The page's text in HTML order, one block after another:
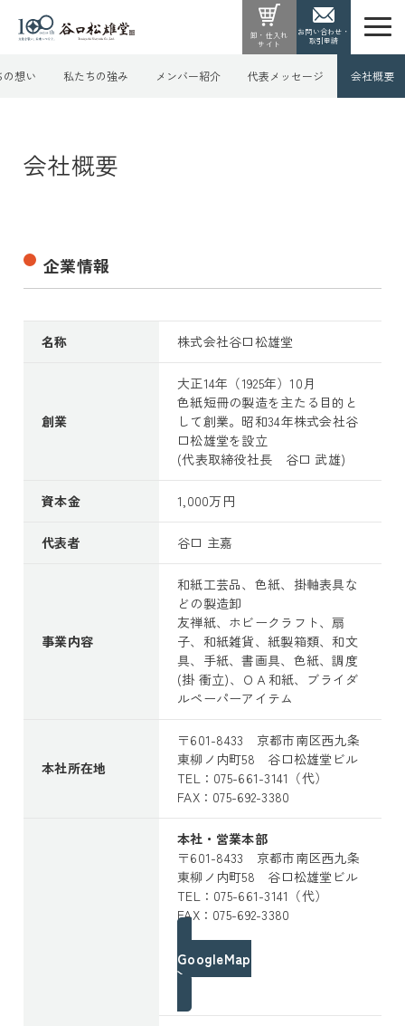
卸・仕入れ
サイト
お問い合わせ・
取引申請
の想い 私たちの強み メンバー紹介 代表メッセージ 会社概要
会社概要
企業情報
名称 株式会社谷口松雄堂
創業
大正14年（1925年）10月
色紙短冊の製造を主たる目的と
して創業。昭和34年株式会社谷
口松雄堂を設立
(代表取締役社長 谷口 武雄)
資本金 1,000万円
代表者 谷口 主嘉
事業内容
和紙工芸品、色紙、掛軸表具な
どの製造卸
友禅紙、ホビークラフト、扇
子、和紙雑貨、紙製箱類、和文
具、手紙、書画具、色紙、調度
(掛 衝立)、ＯＡ和紙、ブライダ
ルペーパーアイテム
本社所在地
〒601-8433 京都市南区西九条
東柳ノ内町58 谷口松雄堂ビル
TEL：075-661-3141（代）
FAX：075-692-3380
本社・営業本部
〒601-8433 京都市南区西九条
東柳ノ内町58 谷口松雄堂ビル
TEL：075-661-3141（代）
FAX：075-692-3380
GoogleMap